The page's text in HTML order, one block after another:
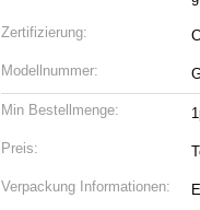
Zertifizierung:
Modellnummer:
Min Bestellmenge:
Preis:
Verpackung Informationen: